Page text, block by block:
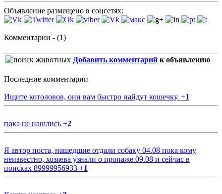
Объявление размещено в соцсетях:
Комментарии - (1)
Добавить комментарий к объявлению
Последние комментарии
Ищите котоловов, они вам быстро найдут кошечку. +1
пока не нашлись +2
Я автор поста, нашедшие отдали собаку 04.08 пока кому
неизвестно, хозяева узнали о пропаже 09.08 и сейчас в
поисках 89999956933 +1